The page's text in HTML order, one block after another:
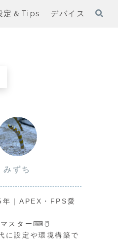
定＆Tips デバイス
みずち
年｜APEX・FPS愛
マスター⌨🖱
に設定や環境構築で